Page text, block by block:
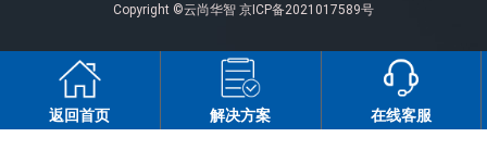
Copyright ©云尚华智 京ICP备2021017589号
返回首页 解决方案 在线客服